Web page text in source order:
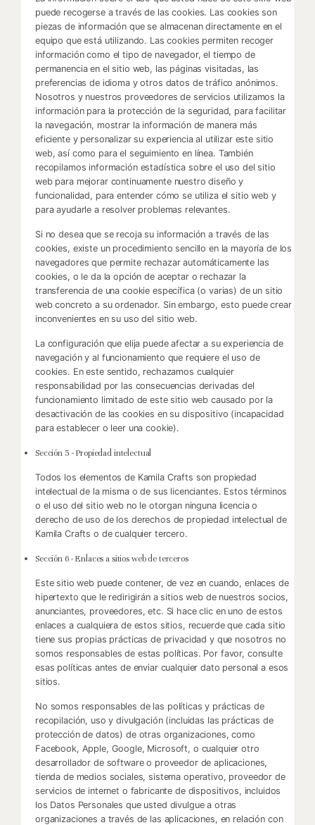
puede recogerse a través de las cookies. Las cookies son
piezas de información que se almacenan directamente en el
equipo que está utilizando. Las cookies permiten recoger
información como el tipo de navegador, el tiempo de
permanencia en el sitio web, las páginas visitadas, las
preferencias de idioma y otros datos de tráfico anónimos.
Nosotros y nuestros proveedores de servicios utilizamos la
información para la protección de la seguridad, para facilitar
la navegación, mostrar la información de manera más
eficiente y personalizar su experiencia al utilizar este sitio
web, así como para el seguimiento en línea. También
recopilamos información estadística sobre el uso del sitio
web para mejorar continuamente nuestro diseño y
funcionalidad, para entender cómo se utiliza el sitio web y
para ayudarle a resolver problemas relevantes.
Si no desea que se recoja su información a través de las
cookies, existe un procedimiento sencillo en la mayoría de los
navegadores que permite rechazar automáticamente las
cookies, o le da la opción de aceptar o rechazar la
transferencia de una cookie específica (o varias) de un sitio
web concreto a su ordenador. Sin embargo, esto puede crear
inconvenientes en su uso del sitio web.
La configuración que elija puede afectar a su experiencia de
navegación y al funcionamiento que requiere el uso de
cookies. En este sentido, rechazamos cualquier
responsabilidad por las consecuencias derivadas del
funcionamiento limitado de este sitio web causado por la
desactivación de las cookies en su dispositivo (incapacidad
para establecer o leer una cookie).
Sección 5 - Propiedad intelectual
Todos los elementos de Kamila Crafts son propiedad
intelectual de la misma o de sus licenciantes. Estos términos
o el uso del sitio web no le otorgan ninguna licencia o
derecho de uso de los derechos de propiedad intelectual de
Kamila Crafts o de cualquier tercero.
Sección 6 - Enlaces a sitios web de terceros
Este sitio web puede contener, de vez en cuando, enlaces de
hipertexto que le redirigirán a sitios web de nuestros socios,
anunciantes, proveedores, etc. Si hace clic en uno de estos
enlaces a cualquiera de estos sitios, recuerde que cada sitio
tiene sus propias prácticas de privacidad y que nosotros no
somos responsables de estas políticas. Por favor, consulte
esas políticas antes de enviar cualquier dato personal a esos
sitios.
No somos responsables de las políticas y prácticas de
recopilación, uso y divulgación (incluidas las prácticas de
protección de datos) de otras organizaciones, como
Facebook, Apple, Google, Microsoft, o cualquier otro
desarrollador de software o proveedor de aplicaciones,
tienda de medios sociales, sistema operativo, proveedor de
servicios de internet o fabricante de dispositivos, incluidos
los Datos Personales que usted divulgue a otras
organizaciones a través de las aplicaciones, en relación con